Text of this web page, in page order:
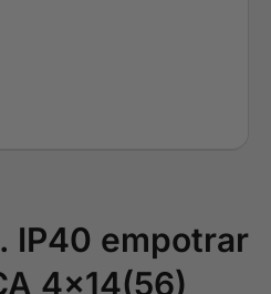
IP40 empotrar
4×14(56)